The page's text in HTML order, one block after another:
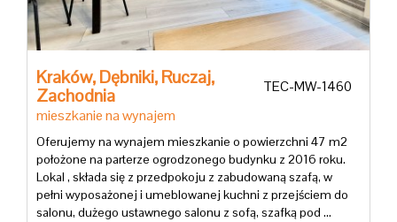
Kraków, Dębniki, Ruczaj,
Zachodnia
mieszkanie na wynajem
TEC-MW-1460
Oferujemy na wynajem mieszkanie o powierzchni 47 m2
położone na parterze ogrodzonego budynku z 2016 roku.
Lokal , składa się z przedpokoju z zabudowaną szafą, w
pełni wyposażonej i umeblowanej kuchni z przejściem do
salonu, dużego ustawnego salonu z sofą, szafką pod ...